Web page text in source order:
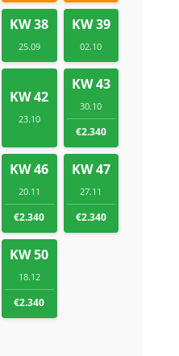
KW 38
25.09
KW 39
02.10
KW 42
23.10
KW 43
30.10
€2.340
KW 46
20.11
€2.340
KW 47
27.11
€2.340
KW 50
18.12
€2.340